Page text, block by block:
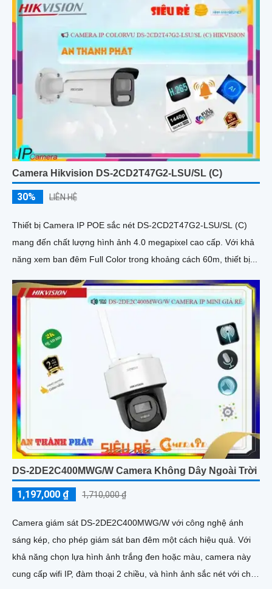
Camera Hikvision DS-2CD2T47G2-LSU/SL (C)
30% LIÊN HỆ
Thiết bị Camera IP POE sắc nét DS-2CD2T47G2-LSU/SL (C)
mang đến chất lượng hình ảnh 4.0 megapixel cao cấp. Với khả
năng xem ban đêm Full Color trong khoảng cách 60m, thiết bị...
DS-2DE2C400MWG/W Camera Không Dây Ngoài Trời
1,197,000 ₫ 1,710,000 ₫
Camera giám sát DS-2DE2C400MWG/W với công nghệ ánh
sáng kép, cho phép giám sát ban đêm một cách hiệu quả. Với
khả năng chọn lựa hình ảnh trắng đen hoặc màu, camera này
cung cấp wifi IP, đàm thoại 2 chiều, và hình ảnh sắc nét với chip